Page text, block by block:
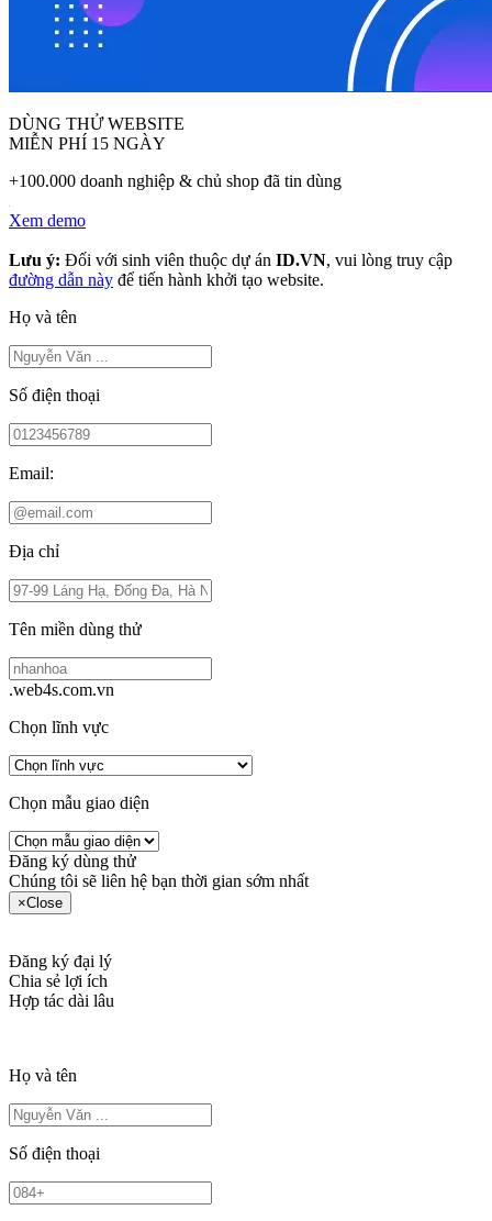
DÙNG THỬ WEBSITE
MIỄN PHÍ 15 NGÀY
+100.000 doanh nghiệp & chủ shop đã tin dùng
Xem demo
Lưu ý: Đối với sinh viên thuộc dự án ID.VN, vui lòng truy cập
đường dẫn này để tiến hành khởi tạo website.
Họ và tên
Số điện thoại
Email:
Địa chỉ
Tên miền dùng thử
.web4s.com.vn
Chọn lĩnh vực
Chọn mẫu giao diện
Đăng ký dùng thử
Chúng tôi sẽ liên hệ bạn thời gian sớm nhất
×Close
Đăng ký đại lý
Chia sẻ lợi ích
Hợp tác dài lâu
Họ và tên
Số điện thoại